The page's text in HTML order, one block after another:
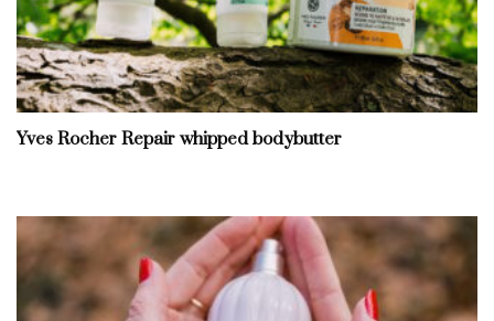
Yves Rocher Repair whipped bodybutter